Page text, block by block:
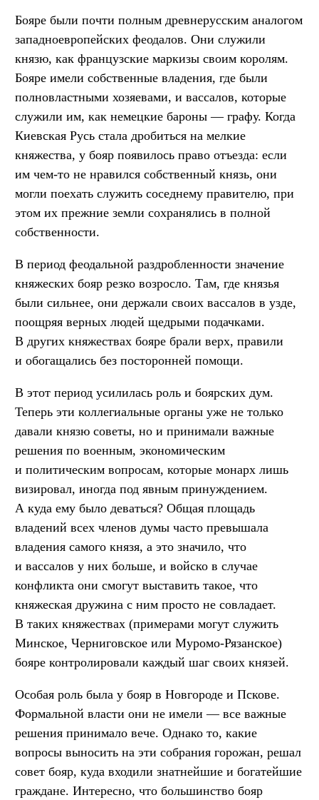
Бояре были почти полным древнерусским аналогом
западноевропейских феодалов. Они служили
князю, как французские маркизы своим королям.
Бояре имели собственные владения, где были
полновластными хозяевами, и вассалов, которые
служили им, как немецкие бароны — графу. Когда
Киевская Русь стала дробиться на мелкие
княжества, у бояр появилось право отъезда: если
им чем-то не нравился собственный князь, они
могли поехать служить соседнему правителю, при
этом их прежние земли сохранялись в полной
собственности.
В период феодальной раздробленности значение
княжеских бояр резко возросло. Там, где князья
были сильнее, они держали своих вассалов в узде,
поощряя верных людей щедрыми подачками.
В других княжествах бояре брали верх, правили
и обогащались без посторонней помощи.
В этот период усилилась роль и боярских дум.
Теперь эти коллегиальные органы уже не только
давали князю советы, но и принимали важные
решения по военным, экономическим
и политическим вопросам, которые монарх лишь
визировал, иногда под явным принуждением.
А куда ему было деваться? Общая площадь
владений всех членов думы часто превышала
владения самого князя, а это значило, что
и вассалов у них больше, и войско в случае
конфликта они смогут выставить такое, что
княжеская дружина с ним просто не совладает.
В таких княжествах (примерами могут служить
Минское, Черниговское или Муромо-Рязанское)
бояре контролировали каждый шаг своих князей.
Особая роль была у бояр в Новгороде и Пскове.
Формальной власти они не имели — все важные
решения принимало вече. Однако то, какие
вопросы выносить на эти собрания горожан, решал
совет бояр, куда входили знатнейшие и богатейшие
граждане. Интересно, что большинство бояр